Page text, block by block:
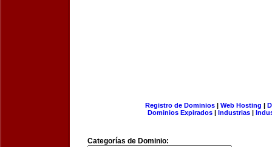
Registro de Dominios| Web Hosting |
Dominios Expirados | Industrias |
Categorías de Dominio: